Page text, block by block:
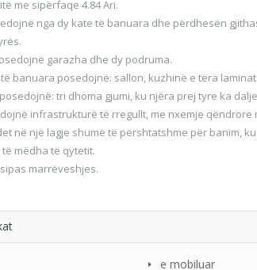
me sipërfaqe 4.84 Ari.
nga dy kate të banuara dhe përdhesën
garazha dhe dy podruma.
banuara posedojnë: sallon, kuzhinë e tëra
tri dhoma gjumi, ku njëra prej tyre ka
infrastrukturë të rregullt, me nxemje qëndrore
në një lagje shumë të përshtatshme për banim,
mëdha të qytetit.
marrëveshjes.
e mobiluar